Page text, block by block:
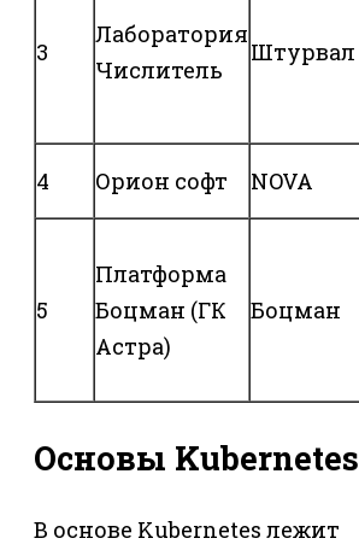
3
Лаборатория
Числитель
Штурвал
4
Орион софт NOVA
5
Платформа
Боцман (ГК
Астра)
Боцман
Основы Kubernetes
В основе Kubernetes лежит